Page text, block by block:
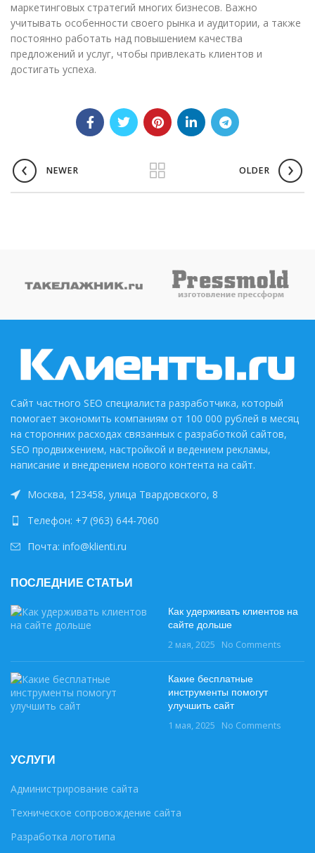
маркетинговых стратегий многих бизнесов. Важно
учитывать особенности своего рынка и аудитории, а также
постоянно работать над повышением качества
предложений и услуг, чтобы привлекать клиентов и
достигать успеха.
NEWER OLDER
Сайт частного SEO специалиста разработчика, который
помогает экономить компаниям от 100 000 рублей в месяц
на сторонних расходах связанных с разработкой сайтов,
SEO продвижением, настройкой и ведением рекламы,
написание и внедрением нового контента на сайт.
Москва, 123458, улица Твардовского, 8
Телефон: +7 (963) 644-7060
Почта: info@klienti.ru
ПОСЛЕДНИЕ СТАТЬИ
Как удерживать клиентов на
сайте дольше
2 мая, 2025 No Comments
Какие бесплатные
инструменты помогут
улучшить сайт
1 мая, 2025 No Comments
УСЛУГИ
Администрирование сайта
Техническое сопровождение сайта
Разработка логотипа